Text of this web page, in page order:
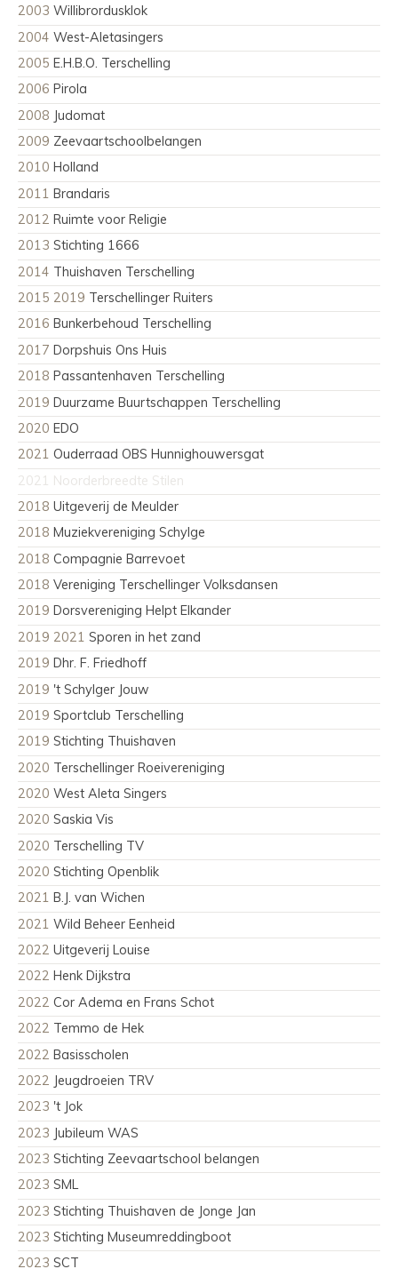
2003 Willibrordusklok
2004 West-Aletasingers
2005 E.H.B.O. Terschelling
2006 Pirola
2008 Judomat
2009 Zeevaartschoolbelangen
2010 Holland
2011 Brandaris
2012 Ruimte voor Religie
2013 Stichting 1666
2014 Thuishaven Terschelling
2015 2019 Terschellinger Ruiters
2016 Bunkerbehoud Terschelling
2017 Dorpshuis Ons Huis
2018 Passantenhaven Terschelling
2019 Duurzame Buurtschappen Terschelling
2020 EDO
2021 Ouderraad OBS Hunnighouwersgat
2021 Noorderbreedte Stilen
2018 Uitgeverij de Meulder
2018 Muziekvereniging Schylge
2018 Compagnie Barrevoet
2018 Vereniging Terschellinger Volksdansen
2019 Dorsvereniging Helpt Elkander
2019 2021 Sporen in het zand
2019 Dhr. F. Friedhoff
2019 't Schylger Jouw
2019 Sportclub Terschelling
2019 Stichting Thuishaven
2020 Terschellinger Roeivereniging
2020 West Aleta Singers
2020 Saskia Vis
2020 Terschelling TV
2020 Stichting Openblik
2021 B.J. van Wichen
2021 Wild Beheer Eenheid
2022 Uitgeverij Louise
2022 Henk Dijkstra
2022 Cor Adema en Frans Schot
2022 Temmo de Hek
2022 Basisscholen
2022 Jeugdroeien TRV
2023 't Jok
2023 Jubileum WAS
2023 Stichting Zeevaartschool belangen
2023 SML
2023 Stichting Thuishaven de Jonge Jan
2023 Stichting Museumreddingboot
2023 SCT